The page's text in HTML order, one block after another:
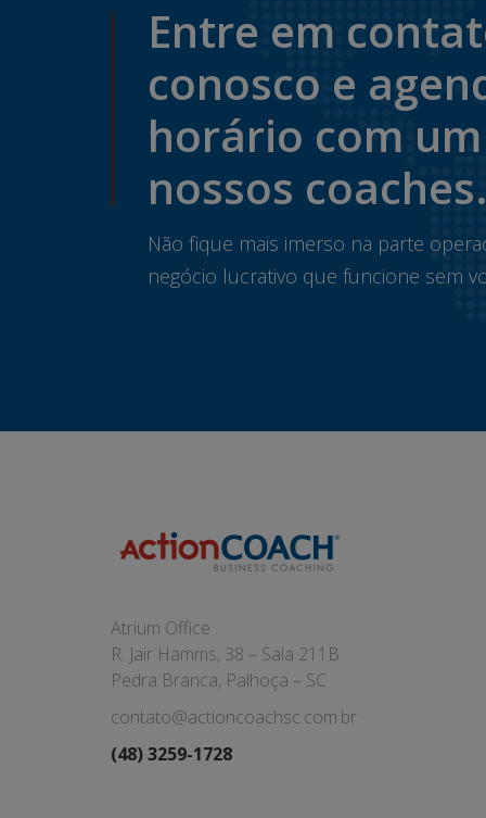
Entre em
conosco e
horário com
nossos coaches.
Não fique mais imerso na parte
negócio lucrativo que funcione sem
Atrium Office
R. Jair Hamms, 38 – Sala 211B
Pedra Branca, Palhoça – SC
contato@actioncoachsc.com.br
(48) 3259-1728